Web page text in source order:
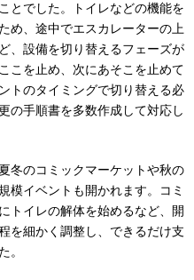
とでした。トイレなどの機能を
め、途中でエスカレーターの上
、設備を切り替えるフェーズが
こを止め、次にあそこを止めて
トのタイミングで切り替える必
の手順書を多数作成して対応し
冬のコミックマーケットや秋の
模イベントも開かれます。コミ
トイレの解体を始めるなど、開
を細かく調整し、できるだけ支
。